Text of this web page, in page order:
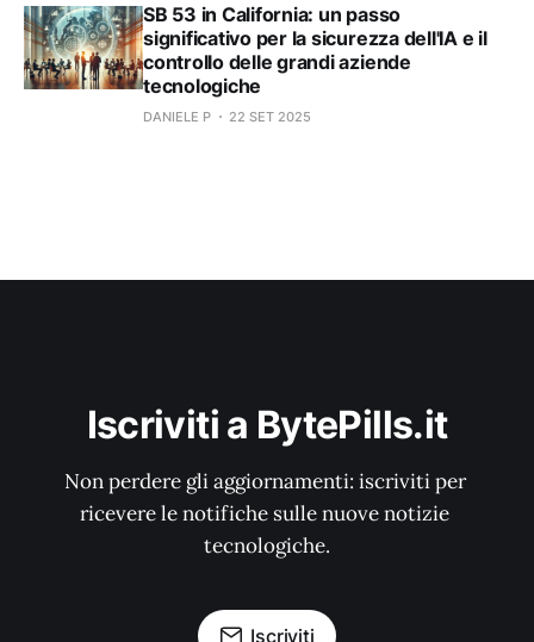
SB 53 in California: un passo
significativo per la sicurezza dell'IA e il
controllo delle grandi aziende
tecnologiche
DANIELE P 22 SET 2025
Iscriviti a BytePills.it
Non perdere gli aggiornamenti: iscriviti per
ricevere le notifiche sulle nuove notizie
tecnologiche.
Iscriviti